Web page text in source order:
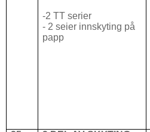
-2 TT serier
- 2 seier innskyting på
papp